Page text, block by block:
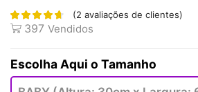
(2 avaliações de clientes)
397 Vendidos
Tamanho